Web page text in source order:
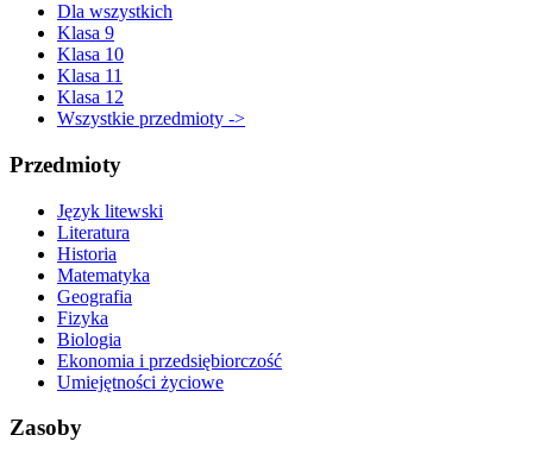
Dla wszystkich
Klasa 9
Klasa 10
Klasa 11
Klasa 12
Wszystkie przedmioty ->
Przedmioty
Język litewski
Literatura
Historia
Matematyka
Geografia
Fizyka
Biologia
Ekonomia i przedsiębiorczość
Umiejętności życiowe
Zasoby